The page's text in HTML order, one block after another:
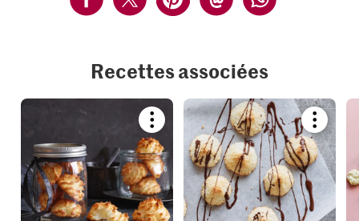
Recettes associées
Bookmark
recipe
or
add
it
to
your
collections.
recipe
or
add
your